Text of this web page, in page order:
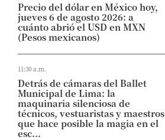
Precio del dólar en México hoy,
jueves 6 de agosto 2026: a
cuánto abrió el USD en MXN
(Pesos mexicanos)
11:30 a.m.
Detrás de cámaras del Ballet
Municipal de Lima: la
maquinaria silenciosa de
técnicos, vestuaristas y maestros
que hace posible la magia en el
esc...